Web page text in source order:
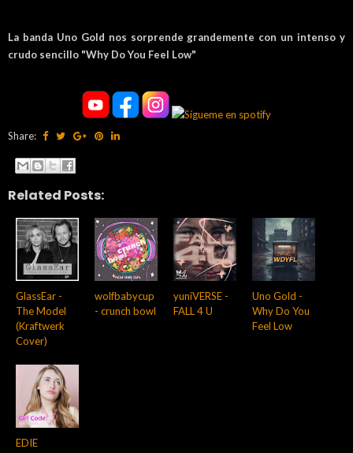
La banda Uno Gold nos sorprende grandemente con un intenso y
crudo sencillo "Why Do You Feel Low"
Share:
Related Posts:
GlassEar -
The Model
(Kraftwerk
Cover)
wolfbabycup
- crunch bowl
yuniVERSE -
FALL 4 U
Uno Gold -
Why Do You
Feel Low
EDIE